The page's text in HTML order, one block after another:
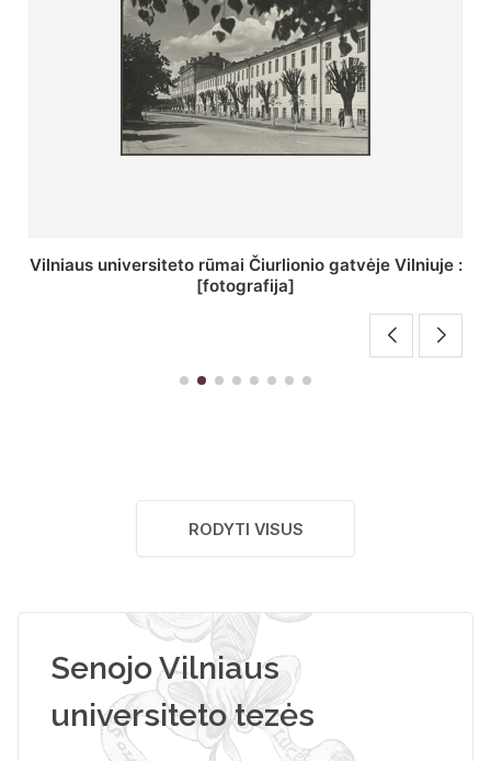
St. Batoro universiteto J. Pilsudskio kolegija :
[fotografija]
RODYTI VISUS
Senojo Vilniaus
universiteto tezės